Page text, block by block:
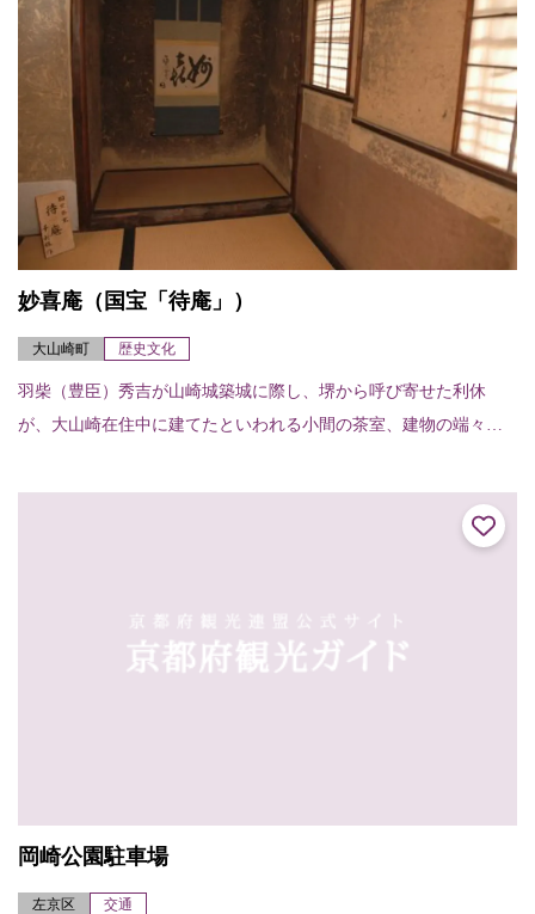
妙喜庵（国宝「待庵」）
大山崎町 歴史文化
羽柴（豊臣）秀吉が山崎城築城に際し、堺から呼び寄せた利休
が、大山崎在住中に建てたといわれる小間の茶室、建物の端々に
例のない地下窓をあけて...
岡崎公園駐車場
左京区 交通